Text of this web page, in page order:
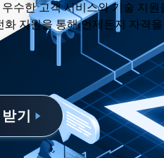
수한 고객 서비스와 기술 지
화 지원을 통해 언제든지 자격
기